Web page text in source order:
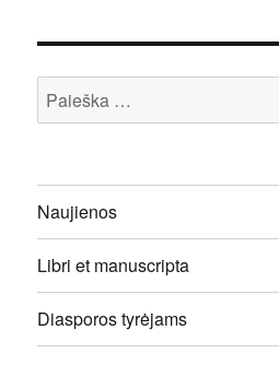
Ieškoti:
Naujienos
Libri et manuscripta
Diasporos tyrėjams